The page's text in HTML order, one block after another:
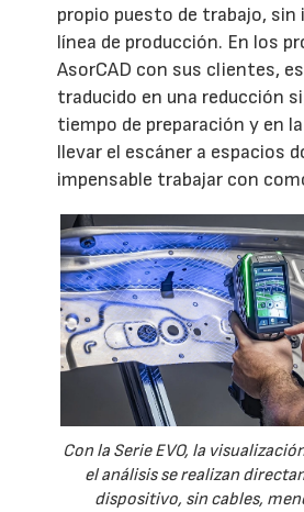
propio puesto de trabajo, sin
línea de producción. En los
AsorCAD con sus clientes,
traducido en una reducción
tiempo de preparación y en
llevar el escáner a espacios
impensable trabajar con
Con la Serie EVO, la
el análisis se realizan
dispositivo, sin cables,